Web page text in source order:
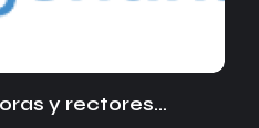
y rectores…